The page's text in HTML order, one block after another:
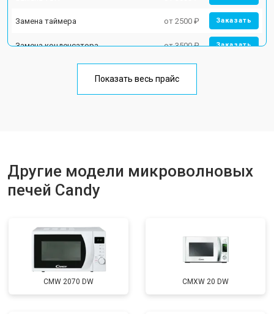
Замена таймера от 2500 ₽ Заказать
Замена конденсатора от 3500 ₽ Заказать
Ремонт платы управления
Замена лампочки от 2400 ₽
Показать весь прайс
Другие модели микроволновых
печей Candy
CMW 2070 DW CMXW 20 DW